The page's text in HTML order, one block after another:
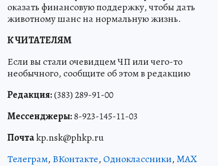
оказать финансовую поддержку, чтобы дать
животному шанс на нормальную жизнь.
К ЧИТАТЕЛЯМ
Если вы стали очевидцем ЧП или чего-то
необычного, сообщите об этом в редакцию
Редакция:(383) 289-91-00
Мессенджеры:8-923-145-11-03
Почтаkp.nsk@phkp.ru
Телеграм, ВКонтакте, Одноклассники,MAX